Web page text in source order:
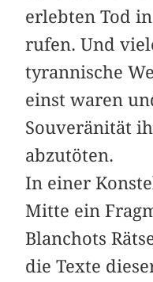
erlebten Tod
rufen. Und
tyrannische
einst waren
Souveränität
abzutöten.
In einer
Mitte ein
Blanchots
die Texte